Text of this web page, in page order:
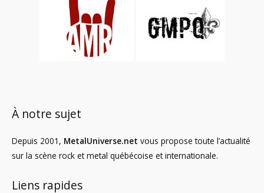
À notre sujet
Depuis 2001, MetalUniverse.net vous propose toute l’actualité
sur la scène rock et metal québécoise et internationale.
Liens rapides